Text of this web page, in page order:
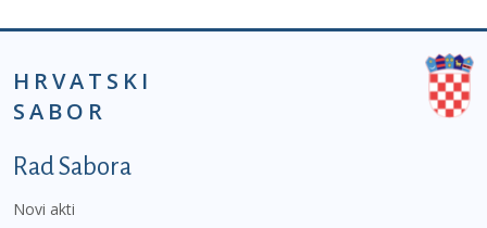
HRVATSKI
SABOR
Podnožje prvi izbornik
Rad Sabora
Novi akti